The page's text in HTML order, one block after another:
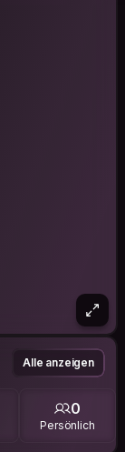
Alle anzeigen
0
Persönlich